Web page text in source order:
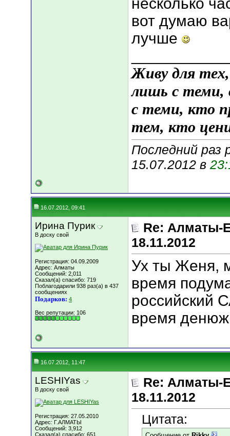
несколько
вот думаю
лучше
Живу для
лишь с теми,
с теми, кто
тем, кто
Последний раз
15.07.2012 в
16.07.2012, 09:41
Ирина Пурик
В доску свой
Регистрация: 04.09.2009
Адрес: Алматы
Сообщений: 2,011
Сказал(а) спасибо: 719
Поблагодарили 938 раз(а) в 437
сообщениях
Подарков: 4
Вес репутации: 106
Re: Алматы-
18.11.2012
Ух ты Женя,
время
российский
время
16.07.2012, 11:47
LESHIYas
В доску свой
Регистрация: 27.05.2010
Адрес: Г.АЛМАТЫ
Сообщений: 3,912
Сказал(а) спасибо: 651
Re: Алматы-
18.11.2012
Цитата: